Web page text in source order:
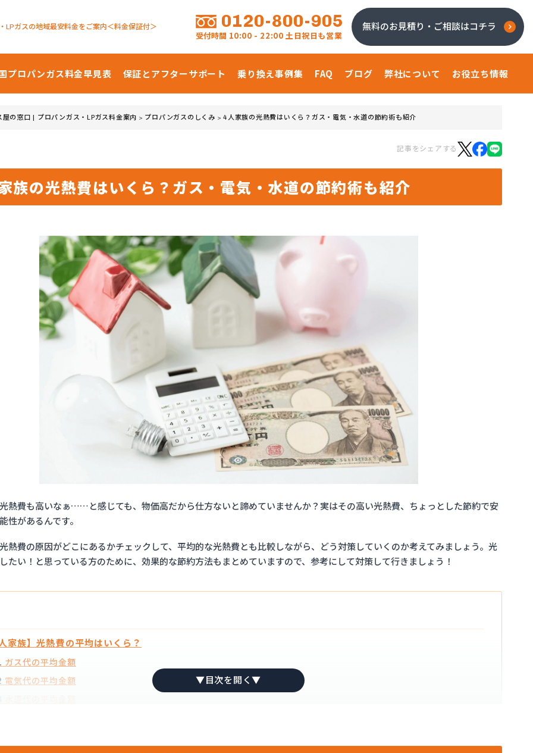
LPガスの地域最安料金をご案内＜料金保証付＞ 0120-800-905
受付時間 10:00 - 22:00 土日祝日も営業
無料のお見積り・ご相談はコチラ
プロパンガス料金早見表 保証とアフターサポート 乗り換え事例集 FAQ ブログ 弊社について お役立ち情報
屋の窓口 | プロパンガス・LPガス料金案内 > プロパンガスのしくみ > 4人家族の光熱費はいくら？ガス・電気・水道の節約術も紹介
記事をシェアする
族の光熱費はいくら？ガス・電気・水道の節約術も紹介
熱費も高いなぁ……と感じても、物価高だから仕方ないと諦めていませんか？実はその高い光熱費、ちょっとした節約で安
性があるんです。
熱費の原因がどこにあるかチェックして、平均的な光熱費とも比較しながら、どう対策していくのか考えてみましょう。光
たい！と思っている方のために、効果的な節約方法もまとめていますので、参考にして対策して行きましょう！
家族】光熱費の平均はいくら？
ガス代の平均金額
電気代の平均金額